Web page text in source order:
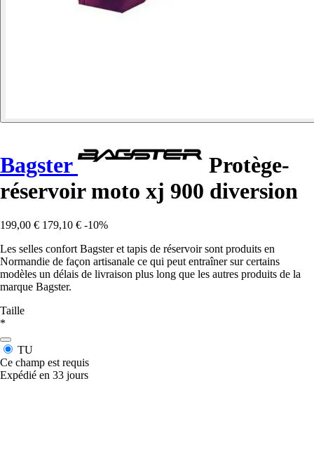
Bagster
Protège-
réservoir moto xj 900 diversion
199,00 € 179,10 € -10%
Les selles confort Bagster et tapis de réservoir sont produits en
Normandie de façon artisanale ce qui peut entraîner sur certains
modèles un délais de livraison plus long que les autres produits de la
marque Bagster.
Taille
*
TU
Ce champ est requis
Expédié en 33 jours